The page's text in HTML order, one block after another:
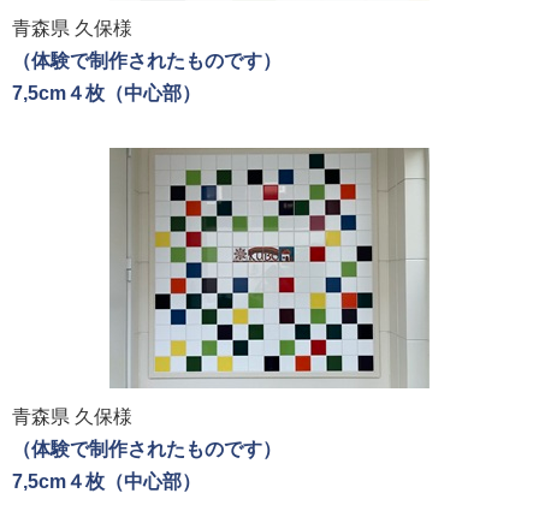
青森県 久保様
（体験で制作されたものです）
7,5cm４枚（中心部）
青森県 久保様
（体験で制作されたものです）
7,5cm４枚（中心部）